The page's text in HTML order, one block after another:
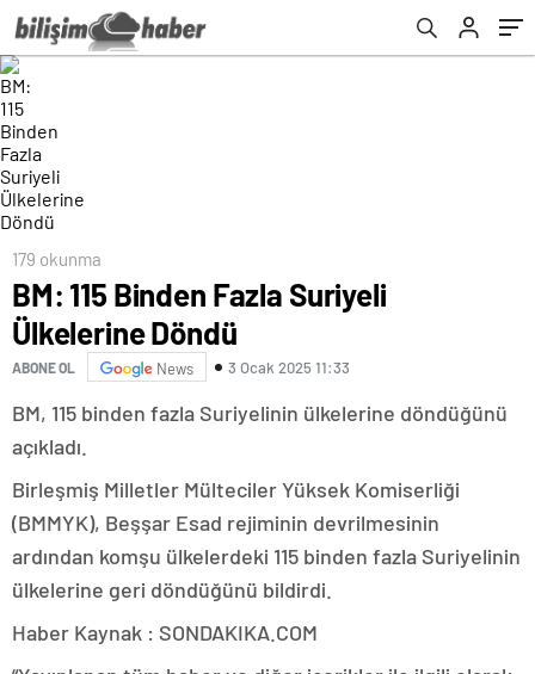
179 okunma
BM: 115 Binden Fazla Suriyeli
Ülkelerine Döndü
ABONE OL News 3 Ocak 2025 11:33
BM, 115 binden fazla Suriyelinin ülkelerine döndüğünü
açıkladı.
Birleşmiş Milletler Mülteciler Yüksek Komiserliği
(BMMYK), Beşşar Esad rejiminin devrilmesinin
ardından komşu ülkelerdeki 115 binden fazla Suriyelinin
ülkelerine geri döndüğünü bildirdi.
Haber Kaynak : SONDAKIKA.COM